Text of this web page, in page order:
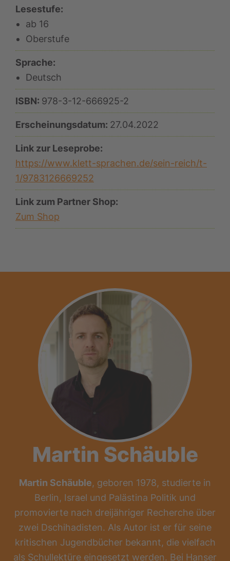
Lesestufe:
ab 16
Oberstufe
Sprache:
Deutsch
ISBN: 978-3-12-666925-2
Erscheinungsdatum: 27.04.2022
Link zur Leseprobe:
https://www.klett-sprachen.de/sein-reich/t-
1/9783126669252
Link zum Partner Shop:
Zum Shop
Martin Schäuble
Martin Schäuble, geboren 1978, studierte in
Berlin, Israel und Palästina Politik und
promovierte nach dreijähriger Recherche über
zwei Dschihadisten. Als Autor ist er für seine
kritischen Jugendbücher bekannt, die vielfach
als Schullektüre eingesetzt werden. Bei Hanser